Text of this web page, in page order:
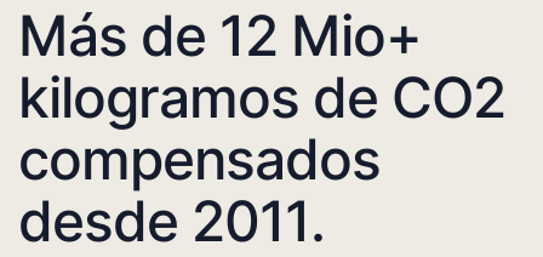
Más de 12 Mio+
kilogramos de CO2
compensados
desde 2011.